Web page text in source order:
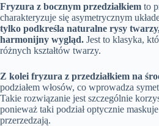
Fryzura z bocznym przedziałkiem to
charakteryzuje się asymetrycznym
tylko podkreśla naturalne rysy twarzy,
harmonijny wygląd. Jest to klasyka,
różnych kształtów twarzy.
Z kolei fryzura z przedziałkiem na
podziałem włosów, co wprowadza
Takie rozwiązanie jest szczególnie
ponieważ taki podział optycznie
przerzedzają.